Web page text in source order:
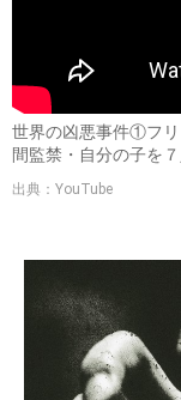
世界の凶悪事件①フ
間監禁・自分の子を
出典：YouTube